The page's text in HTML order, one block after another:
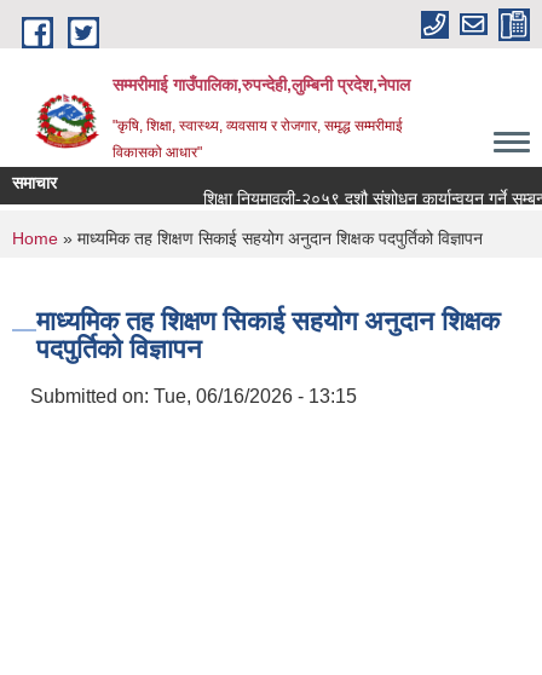
Skip to main content
सम्मरीमाई गाउँपालिका,रुपन्देही,लुम्बिनी प्रदेश,नेपाल
"कृषि, शिक्षा, स्वास्थ्य, व्यवसाय र रोजगार, समृद्ध सम्मरीमाई
विकासको आधार"
समाचार
शिक्षा नियमावली-२०५९ दशौ संशोधन कार्यान्वयन गर्ने सम्बन्धमा
You are here
Home » माध्यमिक तह शिक्षण सिकाई सहयोग अनुदान शिक्षक पदपुर्तिको विज्ञापन
माध्यमिक तह शिक्षण सिकाई सहयोग अनुदान शिक्षक
पदपुर्तिको विज्ञापन
Submitted on: Tue, 06/16/2026 - 13:15